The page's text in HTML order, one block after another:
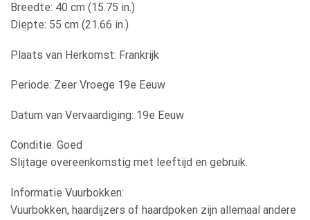
Breedte: 40 cm (15.75 in.)
Diepte: 55 cm (21.66 in.)
Plaats van Herkomst: Frankrijk
Periode: Zeer Vroege 19e Eeuw
Datum van Vervaardiging: 19e Eeuw
Conditie: Goed
Slijtage overeenkomstig met leeftijd en gebruik.
Informatie Vuurbokken:
Vuurbokken, haardijzers of haardpoken zijn allemaal andere